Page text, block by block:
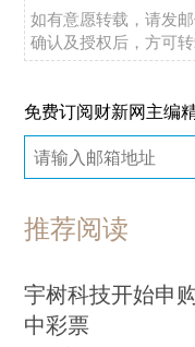
如有意愿转载，请发
确认及授权后，方可转
免费订阅财新网主编
推荐阅读
宇树科技开始申
中彩票